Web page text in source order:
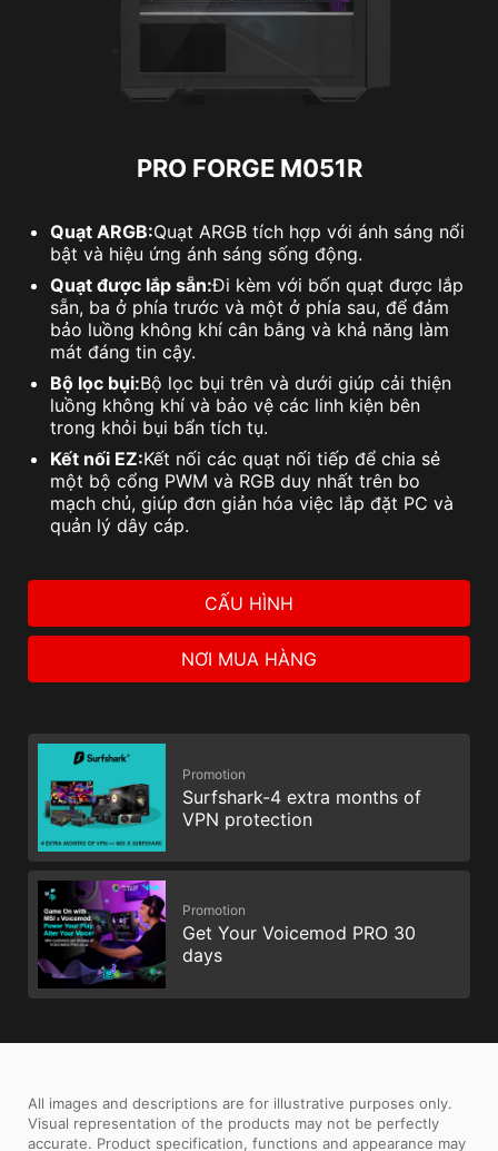
PRO FORGE M051R
Quạt ARGB:Quạt ARGB tích hợp với ánh sáng nổi
bật và hiệu ứng ánh sáng sống động.
Quạt được lắp sẵn:Đi kèm với bốn quạt được lắp
sẵn, ba ở phía trước và một ở phía sau, để đảm
bảo luồng không khí cân bằng và khả năng làm
mát đáng tin cậy.
Bộ lọc bụi:Bộ lọc bụi trên và dưới giúp cải thiện
luồng không khí và bảo vệ các linh kiện bên
trong khỏi bụi bẩn tích tụ.
Kết nối EZ:Kết nối các quạt nối tiếp để chia sẻ
một bộ cổng PWM và RGB duy nhất trên bo
mạch chủ, giúp đơn giản hóa việc lắp đặt PC và
quản lý dây cáp.
CẤU HÌNH
NƠI MUA HÀNG
Promotion
Surfshark-4 extra months of
VPN protection
Promotion
Get Your Voicemod PRO 30
days
All images and descriptions are for illustrative purposes only.
Visual representation of the products may not be perfectly
accurate. Product specification, functions and appearance may